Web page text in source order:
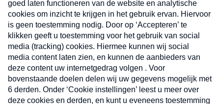
Volg ons op
X
Nieuwsbrief